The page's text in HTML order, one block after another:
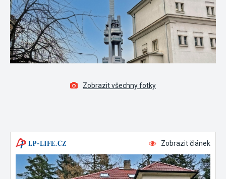
Zobrazit všechny fotky
Zobrazit článek